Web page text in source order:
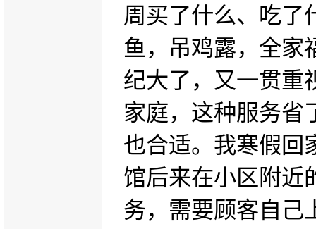
周买了什么、吃了
鱼，吊鸡露，全家
纪大了，又一贯重
家庭，这种服务省
也合适。我寒假回
馆后来在小区附近
务，需要顾客自己